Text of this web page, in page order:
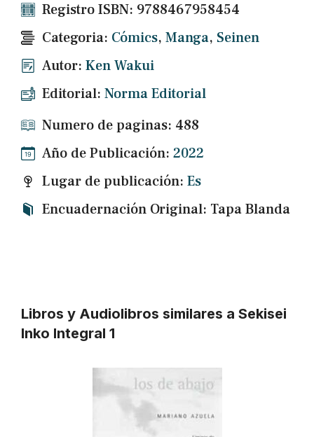
Registro ISBN: 9788467958454
Categoria: Cómics, Manga, Seinen
Autor: Ken Wakui
Editorial: Norma Editorial
Numero de paginas: 488
Año de Publicación: 2022
Lugar de publicación: Es
Encuadernación Original: Tapa Blanda
Libros y Audiolibros similares a Sekisei
Inko Integral 1